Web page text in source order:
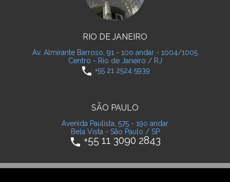
RIO DE JANEIRO
Av. Almirante Barroso, 91 - 10o andar - 1004/1005
Centro - Rio de Janeiro / RJ
phone +55 21 2524 5939
SÃO PAULO
Avenida Paulista, 575 - 19o andar
Bela Vista - São Paulo / SP
phone +55 11 3090 2843